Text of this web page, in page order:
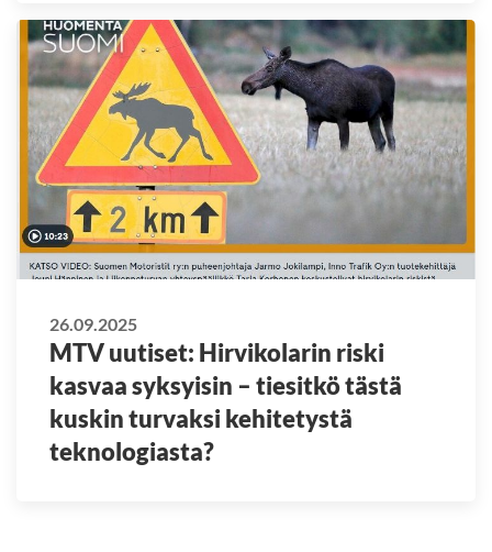
26.09.2025
MTV uutiset: Hirvikolarin riski
kasvaa syksyisin – tiesitkö tästä
kuskin turvaksi kehitetystä
teknologiasta?